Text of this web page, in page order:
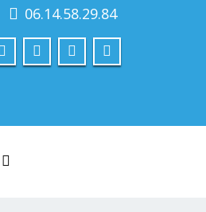
06.14.58.29.84